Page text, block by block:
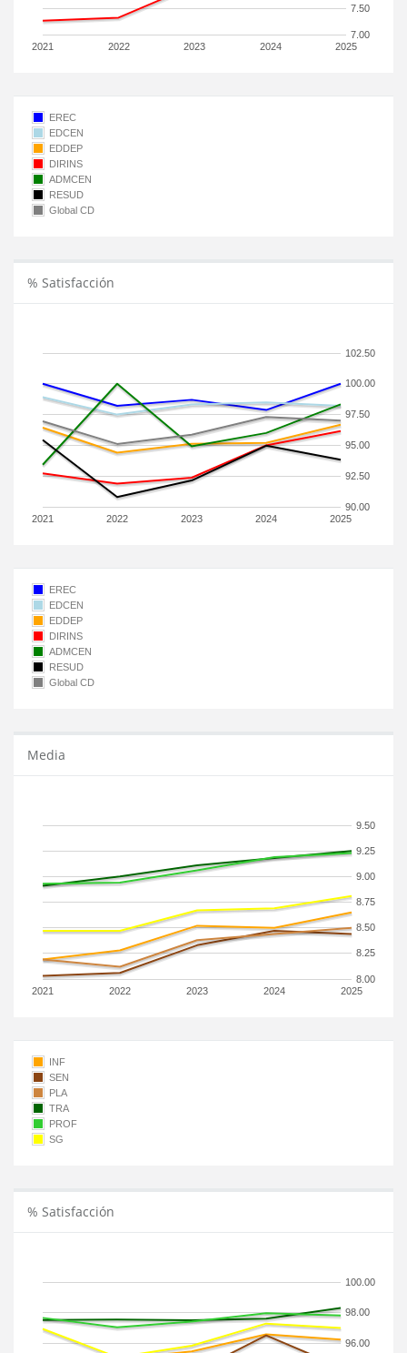
2021 2022 2023 2024 2025
7.00
7.50
EREC
EDCEN
EDDEP
DIRINS
ADMCEN
RESUD
Global CD
% Satisfacción
2021 2022 2023 2024 2025
90.00
92.50
95.00
97.50
100.00
102.50
EREC
EDCEN
EDDEP
DIRINS
ADMCEN
RESUD
Global CD
Media
2021 2022 2023 2024 2025
8.00
8.25
8.50
8.75
9.00
9.25
9.50
INF
SEN
PLA
TRA
PROF
SG
% Satisfacción
96.00
98.00
100.00